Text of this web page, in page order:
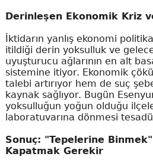
Derinleşen Ekonomik Kriz
İktidarın yanlış ekonomi
itildiği derin yoksulluk ve
uyuşturucu ağlarının en alt
sistemine itiyor. Ekonomik
talebi artırıyor hem de suç
kaynak sağlıyor. Bugün
yoksulluğun yoğun olduğu
laboratuvarına dönmesi
Sonuç: "Tepelerine Binmek"
Kapatmak Gerekir